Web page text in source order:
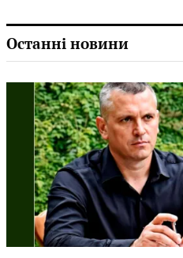
Останні новини